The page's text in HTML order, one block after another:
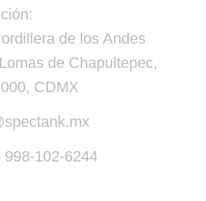
de los Andes
de Chapultepec,
CDMX
998-102-6244